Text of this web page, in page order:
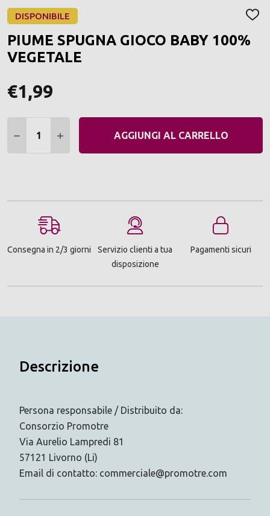
DISPONIBILE
DEI
PIUME SPUGNA GIOCO BABY 100%
VEGETALE
€1,99
DIMINUIRE QUANTITÀ:
AUMENTARE QUANTITÀ:
AGGIUNGI AL CARRELLO
Consegna in 2/3 giorni
Servizio clienti a tua
disposizione
Pagamenti sicuri
Descrizione
Persona responsabile / Distribuito da:
Consorzio Promotre
Via Aurelio Lampredi 81
57121 Livorno (Li)
Email di contatto: commerciale@promotre.com